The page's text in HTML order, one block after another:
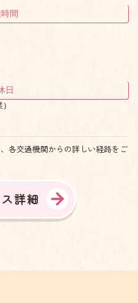
間
日
各交通機関からの詳しい経路をご
詳細